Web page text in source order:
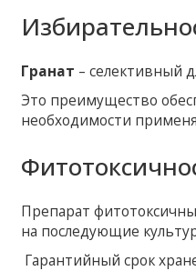
Гранат – селективный
Это преимущество
необходимости
Препарат
на последующие
Гарантийный срок